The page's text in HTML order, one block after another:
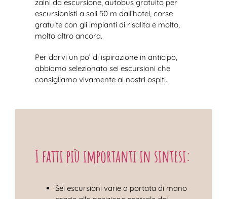
zaini da escursione, autobus gratuito per
escursionisti a soli 50 m dall’hotel, corse
gratuite con gli impianti di risalita e molto,
molto altro ancora.
Per darvi un po’ di ispirazione in anticipo,
abbiamo selezionato sei escursioni che
consigliamo vivamente ai nostri ospiti.
I fatti più importanti in sintesi:
Sei escursioni varie a portata di mano